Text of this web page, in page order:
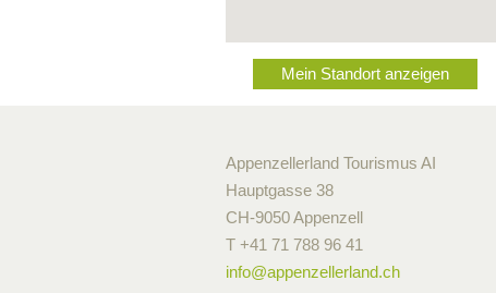
Mein Standort anzeigen
Appenzellerland Tourismus AI
Hauptgasse 38
CH-9050 Appenzell
T +41 71 788 96 41
info@appenzellerland.ch